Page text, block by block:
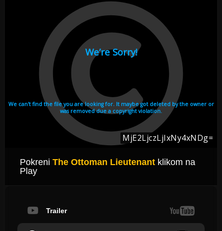
Pokreni The Ottoman Lieutenant klikom na
Play
Trailer